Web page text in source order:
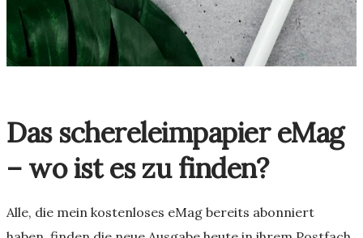
Das schereleimpapier eMag
– wo ist es zu finden?
Alle, die mein kostenloses eMag bereits abonniert